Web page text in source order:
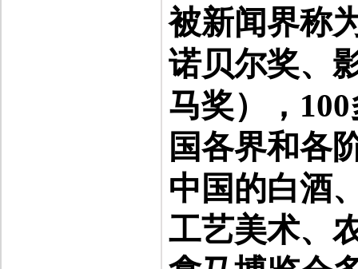
被新闻界称
诺贝尔奖、
马奖）， 100
国各界和各
中国的白酒
工艺美术、